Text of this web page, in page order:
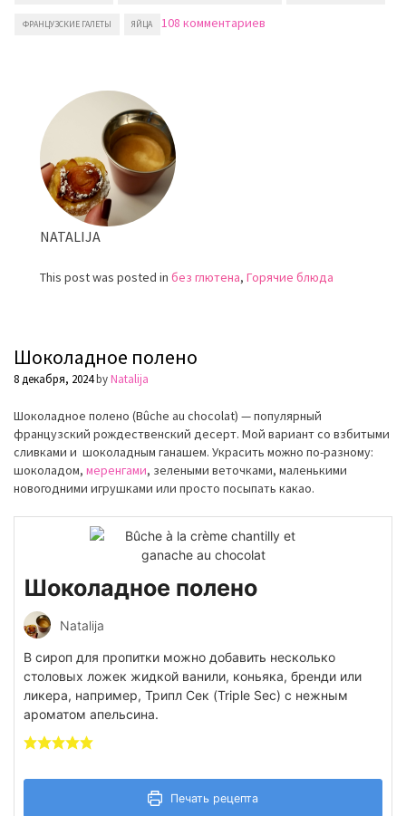
ФРАНЦУЗСКИЕ ГАЛЕТЫ ЯЙЦА 108 комментариев
NATALIJA
This post was posted in без глютена, Горячие блюда
Шоколадное полено
8 декабря, 2024byNatalija
Шоколадное полено (Bûche au chocolat) — популярный
французский рождественский десерт. Мой вариант со взбитыми
сливками и шоколадным ганашем. Украсить можно по-разному:
шоколадом, меренгами, зелеными веточками, маленькими
новогодними игрушками или просто посыпать какао.
Шоколадное полено
Natalija
В сироп для пропитки можно добавить несколько
столовых ложек жидкой ванили, коньяка, бренди или
ликера, например, Трипл Сек (Triple Sec) с нежным
ароматом апельсина.
Печать рецепта